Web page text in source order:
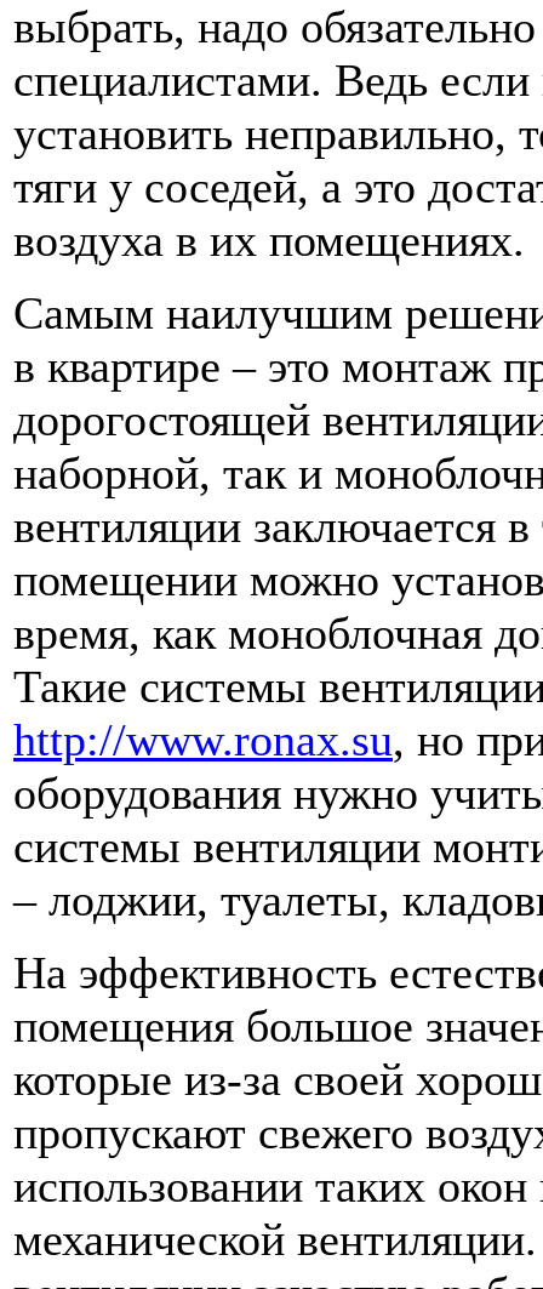
выбрать, надо
специалистами. Ведь
установить неправильно,
тяги у соседей, а это
воздуха в их помещениях.
Самым наилучшим
в квартире – это монтаж
дорогостоящей
наборной, так и
вентиляции заключается
помещении можно
время, как моноблочная
Такие системы
http://www.ronax.su, но
оборудования нужно
системы вентиляции
– лоджии, туалеты,
На эффективность
помещения большое
которые из-за своей
пропускают свежего
использовании таких
механической